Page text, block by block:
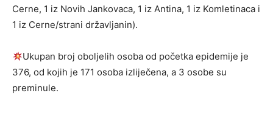
Cerne, 1 iz Novih Jankovaca, 1 iz Antina, 1 iz Komletinaca i
1 iz Cerne/strani državljanin).
Ukupan broj oboljelih osoba od početka epidemije je
376, od kojih je 171 osoba izliječena, a 3 osobe su
preminule.